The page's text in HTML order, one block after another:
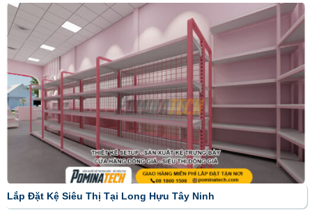
Lắp Đặt Kệ Siêu Thị Tại Long Hựu Tây Ninh